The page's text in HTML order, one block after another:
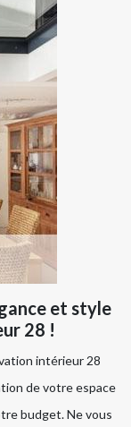
et style
28 !
intérieur 28
de votre espace
budget. Ne vous